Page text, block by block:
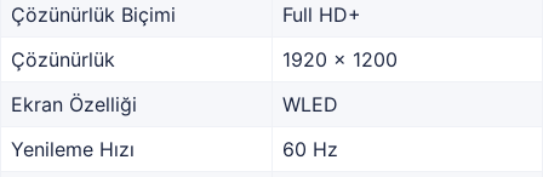
Çözünürlük Biçimi
Full HD+
Çözünürlük
1920 x 1200
Ekran Özelliği
WLED
Yenileme Hızı
60 Hz